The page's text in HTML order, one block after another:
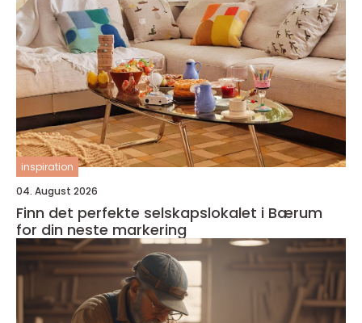
inspiration
04. August 2026
Finn det perfekte selskapslokalet i Bærum
for din neste markering